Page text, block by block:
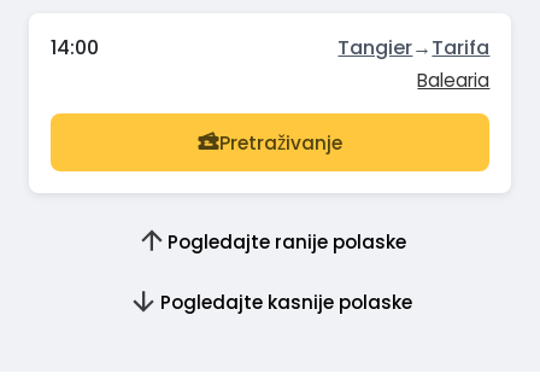
14:00 Tangier→Tarifa
Balearia
Pretraživanje
Pogledajte ranije polaske
Pogledajte kasnije polaske